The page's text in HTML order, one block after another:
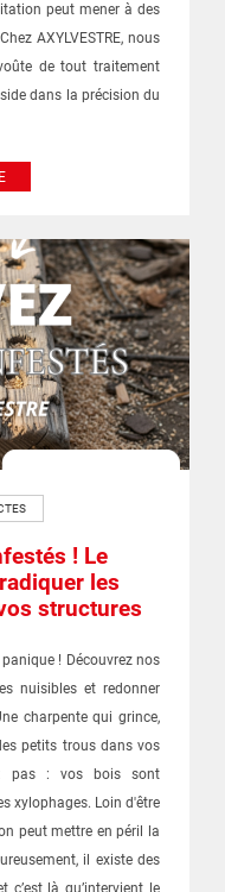
peut mener à des
AXYLVESTRE, nous
de tout traitement
dans la précision du
! Le
les
structures
! Découvrez nos
nuisibles et redonner
charpente qui grince,
petits trous dans vos
pas : vos bois sont
xylophages. Loin d'être
peut mettre en péril la
il existe des
c’est là qu’intervient le